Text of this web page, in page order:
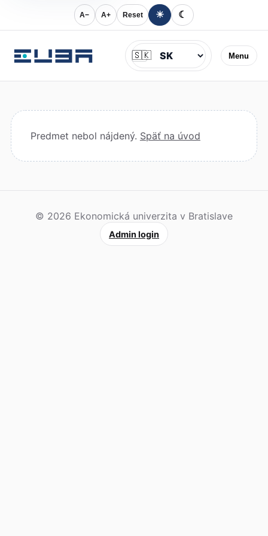
A− A+ Reset ☀ ☾
Menu
Jazyk
🇸🇰
Predmet nebol nájdený. Späť na úvod
© 2026 Ekonomická univerzita v Bratislave
Admin login